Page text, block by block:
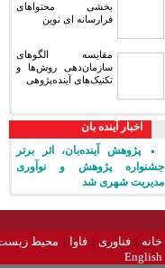
بخشی محتواهای
فرارسانه ای نوین
مقایسه‏ الگوهای
سازمان‌دهی روش‌ها و
تکنیک‌های آینده‌پژوهی
اخبار آینده بان
پژوهش آینده‌بان، اثر برتر
جشنواره پژوهش و نوآوری
مدیریت شهری شد
خانه فناوری فاوا محیط
English